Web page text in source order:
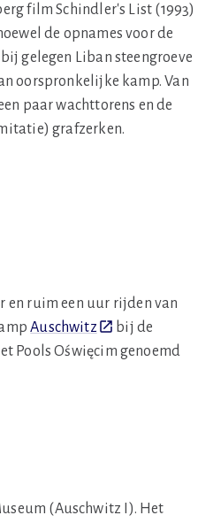
film Schindler's List (1993)
de opnames voor de
gelegen Liban steengroeve
oorspronkelijke kamp. Van
paar wachttorens en de
grafzerken.
en ruim een uur rijden van
Auschwitz
bij de
Pools Oświęcim genoemd
(Auschwitz I). Het